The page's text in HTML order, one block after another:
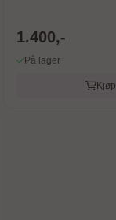
1.400,-
På lager
Kjøp